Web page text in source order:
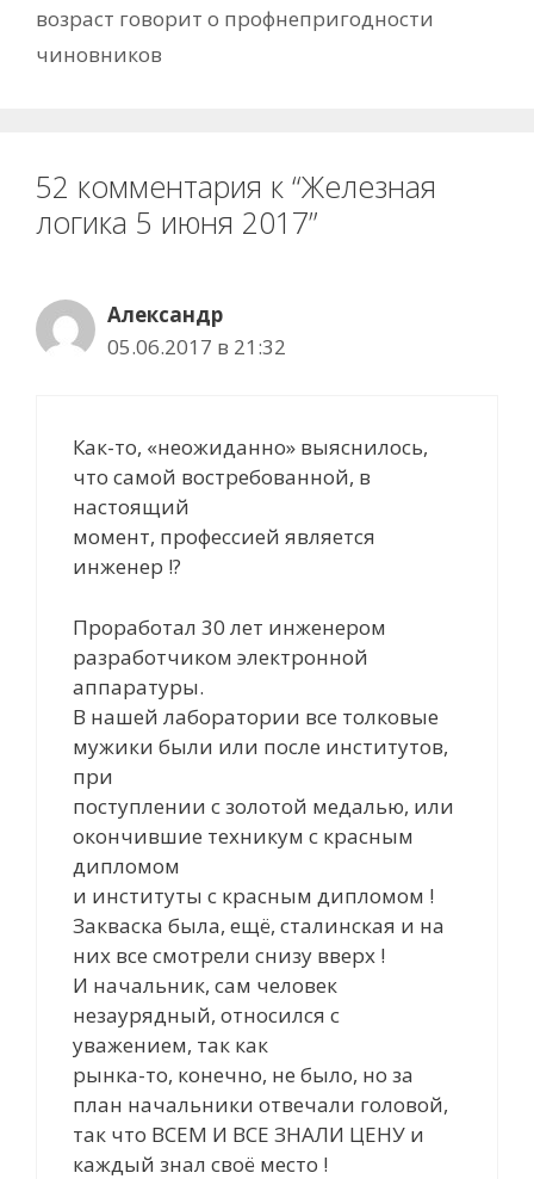
возраст говорит о профнепригодности
чиновников
52 комментария к “Железная
логика 5 июня 2017”
Александр
05.06.2017 в 21:32
Как-то, «неожиданно» выяснилось,
что самой востребованной, в
настоящий
момент, профессией является
инженер !?
Проработал 30 лет инженером
разработчиком электронной
аппаратуры.
В нашей лаборатории все толковые
мужики были или после институтов,
при
поступлении с золотой медалью, или
окончившие техникум с красным
дипломом
и институты с красным дипломом !
Закваска была, ещё, сталинская и на
них все смотрели снизу вверх !
И начальник, сам человек
незаурядный, относился с
уважением, так как
рынка-то, конечно, не было, но за
план начальники отвечали головой,
так что ВСЕМ И ВСЕ ЗНАЛИ ЦЕНУ и
каждый знал своё место !